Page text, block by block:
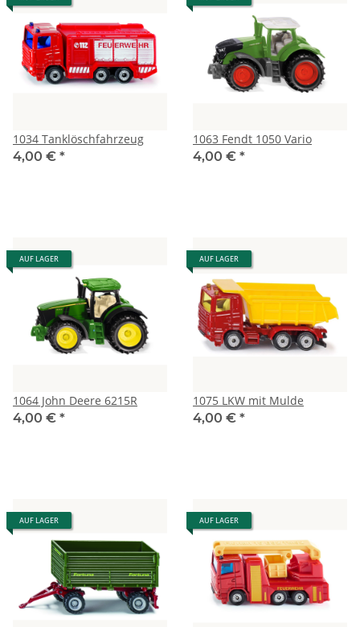
1034 Tanklöschfahrzeug
4,00 € *
1063 Fendt 1050 Vario
4,00 € *
AUF LAGER
1064 John Deere 6215R
4,00 € *
AUF LAGER
1075 LKW mit Mulde
4,00 € *
AUF LAGER AUF LAGER